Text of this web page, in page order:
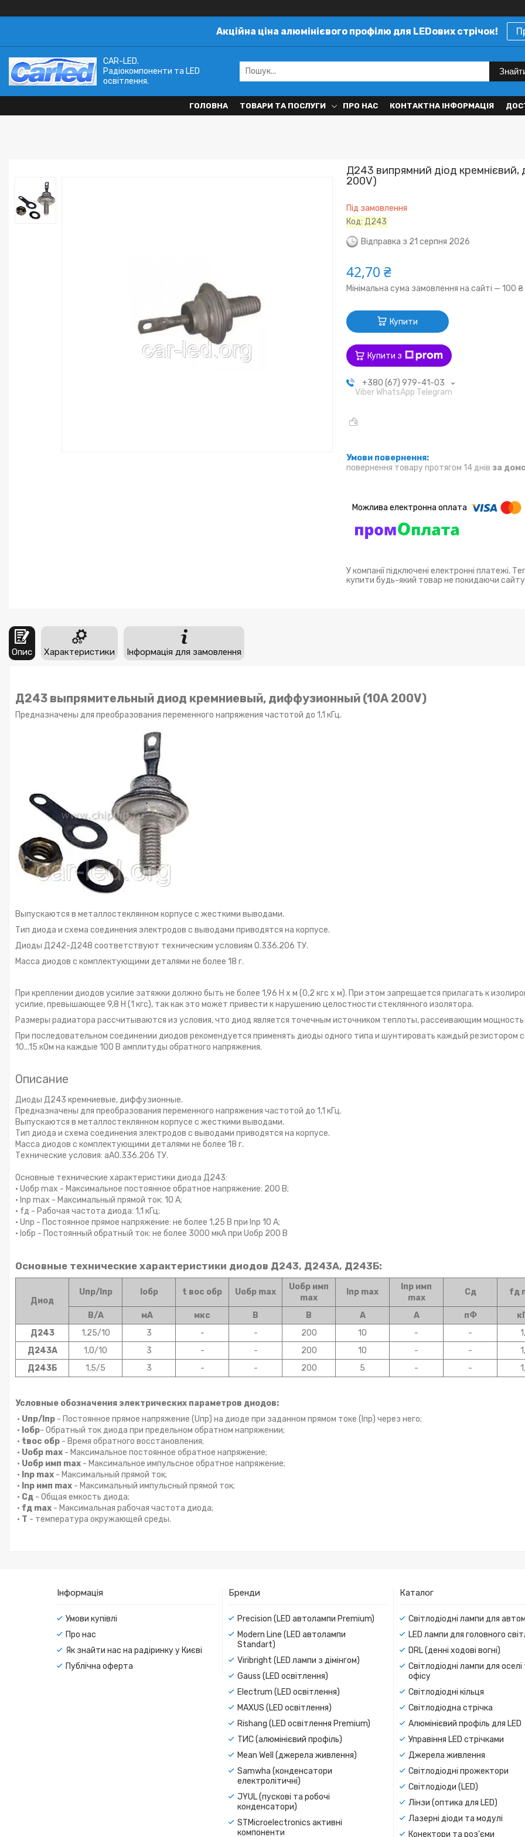
Акційна ціна алюмінієвого профілю для LEDових стрічок!
CAR-LED.
Радіокомпоненти та LED
освітлення.
ГОЛОВНА ТОВАРИ ТА ПОСЛУГИ ПРО НАС КОНТАКТНА ІНФОРМАЦІЯ
Д243 випрямний діод кремнієвий,
200V)
Під замовлення
Код:Д243
Відправка з 21 серпня 2026
42,70 ₴
Мінімальна сума замовлення на сайті — 100 ₴
Купити
Купити з
+380 (67) 979-41-03
Viber WhatsApp Telegram
повернення товару протягом 14 днів за
У компанії підключені електронні платежі.
купити будь-який товар не покидаючи
Опис Характеристики Інформація для замовлення
Д243 выпрямительный диод кремниевый, диффузионный (10A 200V)
Предназначены для преобразования переменного напряжения частотой до 1,1 кГц.
Выпускаются в металлостеклянном корпусе с жесткими выводами.
Тип диода и схема соединения электродов с выводами приводятся на корпусе.
Диоды Д242-Д248 соответствуют техническим условиям 0.336.206 ТУ.
Масса диодов с комплектующими деталями не более 18 г.
При креплении диодов усилие затяжки должно быть не более 1,96 Н х м (0,2 кгс х м). При этом запрещается прилагать к
усилие, превышающее 9,8 Н (1 кгс), так как это может привести к нарушению целостности стеклянного изолятора.
Размеры радиатора рассчитываются из условия, что диод является точечным источником теплоты, рассеивающим мощность
При последовательном соединении диодов рекомендуется применять диоды одного типа и шунтировать каждый резистором
10...15 кОм на каждые 100 В амплитуды обратного напряжения.
Описание
Диоды Д243 кремниевые, диффузионные.
Предназначены для преобразования переменного напряжения частотой до 1,1 кГц.
Выпускаются в металлостеклянном корпусе с жесткими выводами.
Тип диода и схема соединения электродов с выводами приводятся на корпусе.
Масса диодов с комплектующими деталями не более 18 г.
Технические условия: аА0.336.206 ТУ.
Основные технические характеристики диода Д243:
• Uoбp max - Максимальное постоянное обратное напряжение: 200 В;
• Inp max - Максимальный прямой ток: 10 А;
• fд - Рабочая частота диода: 1,1 кГц;
• Unp - Постоянное прямое напряжение: не более 1,25 В при Inp 10 А;
• Ioбp - Постоянный обратный ток: не более 3000 мкА при Uoбp 200 В
Основные технические характеристики диодов Д243, Д243А, Д243Б:
Диод
Uпр/Iпр Ioбр t вос обр Uобр max
Uобр имп
max
Iпр max
Iпр имп
max
Cд fд
В/А мА мкс В В А А пФ
Д243
1,25/10 3 - - 200 10 - -
Д243А
1,0/10 3 - - 200 10 - -
Д243Б
1,5/5 3 - - 200 5 - -
Условные обозначения электрических параметров диодов:
• Uпр/Iпр - Постоянное прямое напряжение (Uпр) на диоде при заданном прямом токе (Iпр) через него;
• Iобр- Обратный ток диода при предельном обратном напряжении;
• tвoc обр - Время обратного восстановления;
• Uoбp max - Максимальное постоянное обратное напряжение;
• Uобр имп max - Максимальное импульсное обратное напряжение;
• Inp max - Максимальный прямой ток;
• Inp имп max - Максимальный импульсный прямой ток;
• Сд - Общая емкость диода;
• fд max - Максимальная рабочая частота диода;
• Т - температура окружающей среды.
Інформація
Умови купівлі
Про нас
Як знайти нас на радіринку у Києві
Публічна оферта
Бренди
Precision (LED автолампи Premium)
Modern Line (LED автолампи
Standart)
Viribright (LED лампи з дімінгом)
Gauss (LED освітлення)
Electrum (LED освітлення)
MAXUS (LED освітлення)
Rishang (LED освітлення Premium)
ТИС (алюмінієвий профіль)
Mean Well (джерела живлення)
Samwha (конденсатори
електролітичні)
JYUL (пускові та робочі
конденсатори)
STMicroelectronics активні
компоненти
Каталог
Світлодіодні лампи для
LED лампи для головного
DRL (денні ходові вогні)
Світлодіодні лампи для оселі
офісу
Світлодіодні кільця
Світлодіодна стрічка
Алюмінієвий профіль для LED
Управіння LED стрічками
Джерела живлення
Світлодіодні прожектори
Світлодіоди (LED)
Лінзи (оптика для LED)
Лазерні діоди та модулі
Конектори та роз'єми